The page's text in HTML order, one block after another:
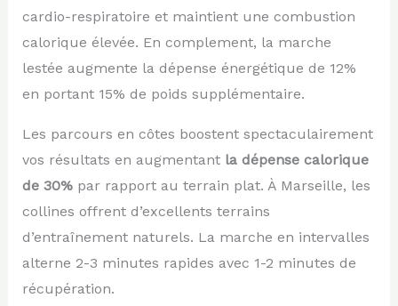
cardio-respiratoire et maintient une combustion
calorique élevée. En complement, la marche
lestée augmente la dépense énergétique de 12%
en portant 15% de poids supplémentaire.
Les parcours en côtes boostent spectaculairement
vos résultats en augmentant la dépense calorique
de 30%par rapport au terrain plat. À Marseille, les
collines offrent d’excellents terrains
d’entraînement naturels. La marche en intervalles
alterne 2-3 minutes rapides avec 1-2 minutes de
récupération.